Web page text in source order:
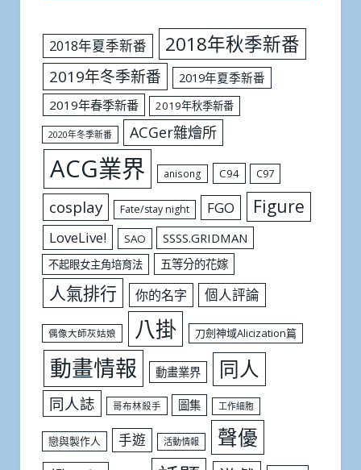
2018年夏季新番 2018年秋季新番
2019年冬季新番
2019年夏季新番
2019年春季新番
2019年秋季新番
2020年冬季新番 ACGer雜燴所
ACG業界 anisong C94 C97
cosplay Fate/stay night FGO Figure
LoveLive! SAO SSSS.GRIDMAN
不起眼女主角培育法 五等分的花嫁
人氣排行 你的名字 個人評論
偶像大師灰姑娘 八掛 刀劍神域Alicization篇
動畫情報 動畫業界 同人
同人誌 哥布林殺手 圖集 工作細胞
戀與製作人 手遊 活動情報 聲優